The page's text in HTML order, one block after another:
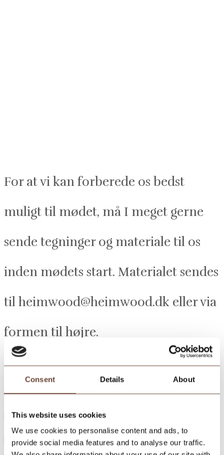
Consent Details About
This website uses cookies
We use cookies to personalise content and ads, to
provide social media features and to analyse our traffic.
For at vi kan forberede os bedst
muligt til mødet, må I meget gerne
sende tegninger og materiale til os
inden mødets start. Materialet sendes
til heimwood@heimwood.dk eller via
formen til højre.
Billede_1
Billede_3
Billede_4